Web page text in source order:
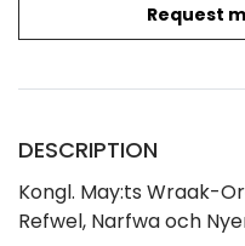
Request
DESCRIPTION
Kongl. May:ts Wraak-
Refwel, Narfwa och